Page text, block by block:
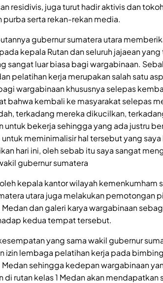
residivis, juga turut hadir aktivis dan
purba serta rekan-rekan media.
gubernur sumatera utara
kepala Rutan dan seluruh jajaean
sangat luar biasa bagi wargabinaan.
pelatihan kerja merupakan salah satu
wargabinaan khususnya selepas
bahwa kembali ke masyarakat selepas
terkadang mereka dikucilkan,
untuk bekerja sehingga yang ada justru
meminimalisir hal tersebut yang
hari ini, oleh sebab itu saya sangat
gubernur sumatera
kepala kantor wilayah kemenkumham
utara juga melakukan pemotongan
Medan dan galeri karya wargabinaan
kedua tempat tersebut.
yang sama wakil gubernur
izin lembaga pelatihan kerja pada
Medan sehingga kedepan wargabinaan
di rutan kelas 1 Medan akan